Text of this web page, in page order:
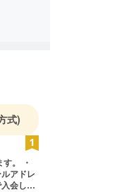
式)
アドレ
会した